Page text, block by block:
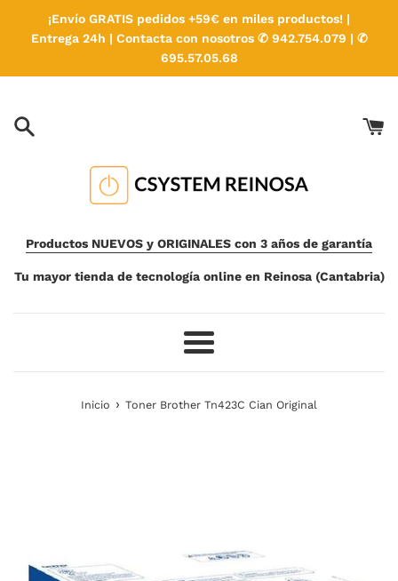
directamente
¡Envío GRATIS pedidos +59€ en miles productos! |
Entrega 24h | Contacta con nosotros ✆ 942.754.079 | ✆
695.57.05.68
Productos NUEVOS y ORIGINALES con 3 años de garantía
Tu mayor tienda de tecnología online en Reinosa (Cantabria)
Más
Inicio › Toner Brother Tn423C Cian Original